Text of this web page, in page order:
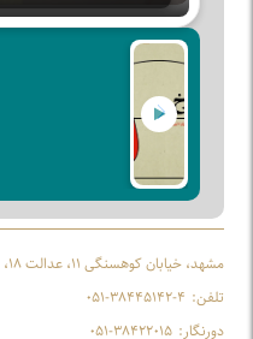
مشهد، خیابان کوهسنگی ۱۱، عدالت ۱۸، پلاک ۹
تلفن: ۰۵۱-۳۸۴۴۵۱۴۲-۴
دورنگار: ۰۵۱-۳۸۴۲۲۰۱۵